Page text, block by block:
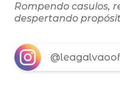
Rompendo casulos,
despertando